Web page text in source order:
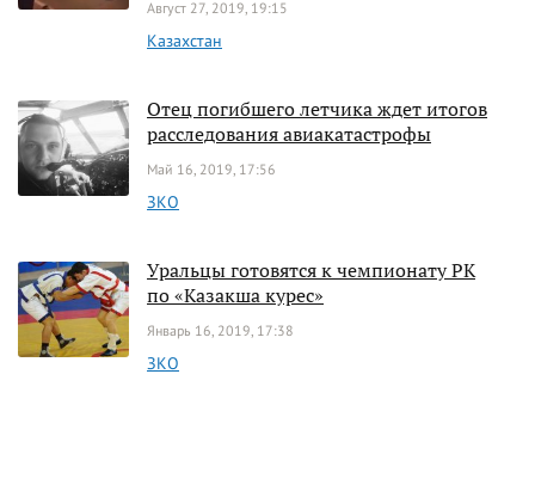
Август 27, 2019, 19:15
Казахстан
Отец погибшего летчика ждет итогов
расследования авиакатастрофы
Май 16, 2019, 17:56
ЗКО
Уральцы готовятся к чемпионату РК
по «Казакша курес»
Январь 16, 2019, 17:38
ЗКО